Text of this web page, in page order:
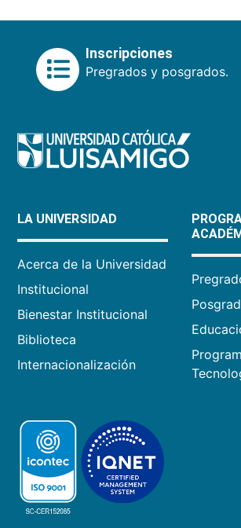
Inscripciones
Pregrados y posgrados.
LA UNIVERSIDAD
Acerca de la Universidad
Institucional
Bienestar Institucional
Biblioteca
Internacionalización